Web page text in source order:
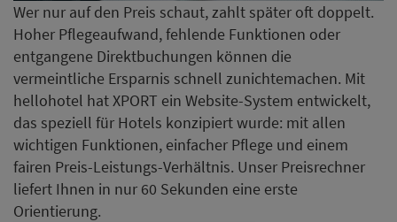
Wer nur auf den Preis schaut, zahlt später oft doppelt.
Hoher Pflegeaufwand, fehlende Funktionen oder
entgangene Direktbuchungen können die
vermeintliche Ersparnis schnell zunichtemachen. Mit
hellohotel hat XPORT ein Website-System entwickelt,
das speziell für Hotels konzipiert wurde: mit allen
wichtigen Funktionen, einfacher Pflege und einem
fairen Preis-Leistungs-Verhältnis. Unser Preisrechner
liefert Ihnen in nur 60 Sekunden eine erste
Orientierung.